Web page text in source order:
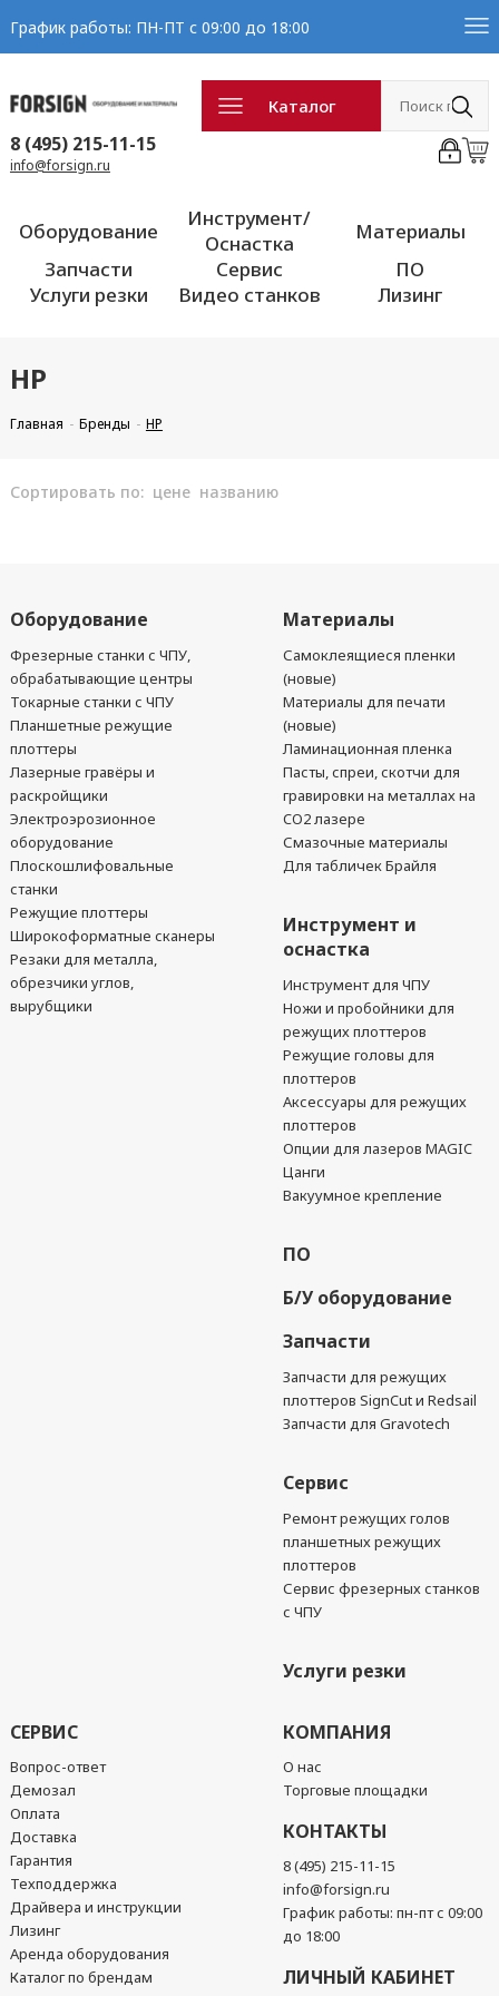
График работы: ПН-ПТ с 09:00 до 18:00
Каталог
8 (495) 215-11-15
info@forsign.ru
Оборудование
Инструмент/
Оснастка
Материалы
Запчасти
Сервис
ПО
Услуги резки
Видео станков Лизинг
HP
Главная Бренды HP
Сортировать по: цене названию
Оборудование
Фрезерные станки с ЧПУ,
обрабатывающие центры
Токарные станки с ЧПУ
Планшетные режущие
плоттеры
Лазерные гравёры и
раскройщики
Электроэрозионное
оборудование
Плоскошлифовальные
станки
Режущие плоттеры
Широкоформатные сканеры
Резаки для металла,
обрезчики углов,
вырубщики
Материалы
Самоклеящиеся пленки
(новые)
Материалы для печати
(новые)
Ламинационная пленка
Пасты, спреи, скотчи для
гравировки на металлах на
CO2 лазере
Смазочные материалы
Для табличек Брайля
Инструмент и
оснастка
Инструмент для ЧПУ
Ножи и пробойники для
режущих плоттеров
Режущие головы для
плоттеров
Аксессуары для режущих
плоттеров
Опции для лазеров MAGIC
Цанги
Вакуумное крепление
ПО
Б/У оборудование
Запчасти
Запчасти для режущих
плоттеров SignCut и Redsail
Запчасти для Gravotech
Сервис
Ремонт режущих голов
планшетных режущих
плоттеров
Сервис фрезерных станков
с ЧПУ
Услуги резки
СЕРВИС
Вопрос-ответ
Демозал
Оплата
Доставка
Гарантия
Техподдержка
Драйвера и инструкции
Лизинг
Аренда оборудования
Каталог по брендам
КОМПАНИЯ
О нас
Торговые площадки
КОНТАКТЫ
8 (495) 215-11-15
info@forsign.ru
График работы: пн-пт с 09:00
до 18:00
ЛИЧНЫЙ КАБИНЕТ